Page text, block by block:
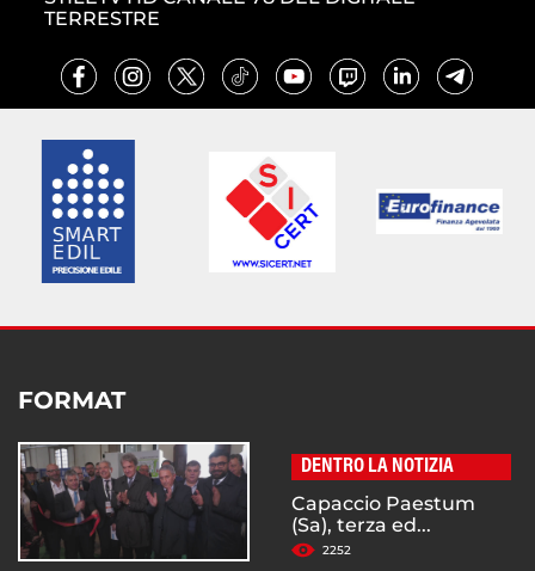
TERRESTRE
FORMAT
DENTRO LA NOTIZIA
Capaccio Paestum
(Sa), terza ed...
2252